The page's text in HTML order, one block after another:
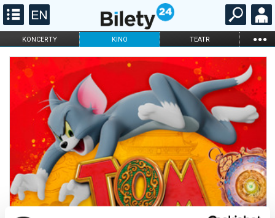
KONCERTY KINO TEATR ...
FILHARMONIA OPERA I BALET
STAND-UP
DLA DZIECI
KARNETY